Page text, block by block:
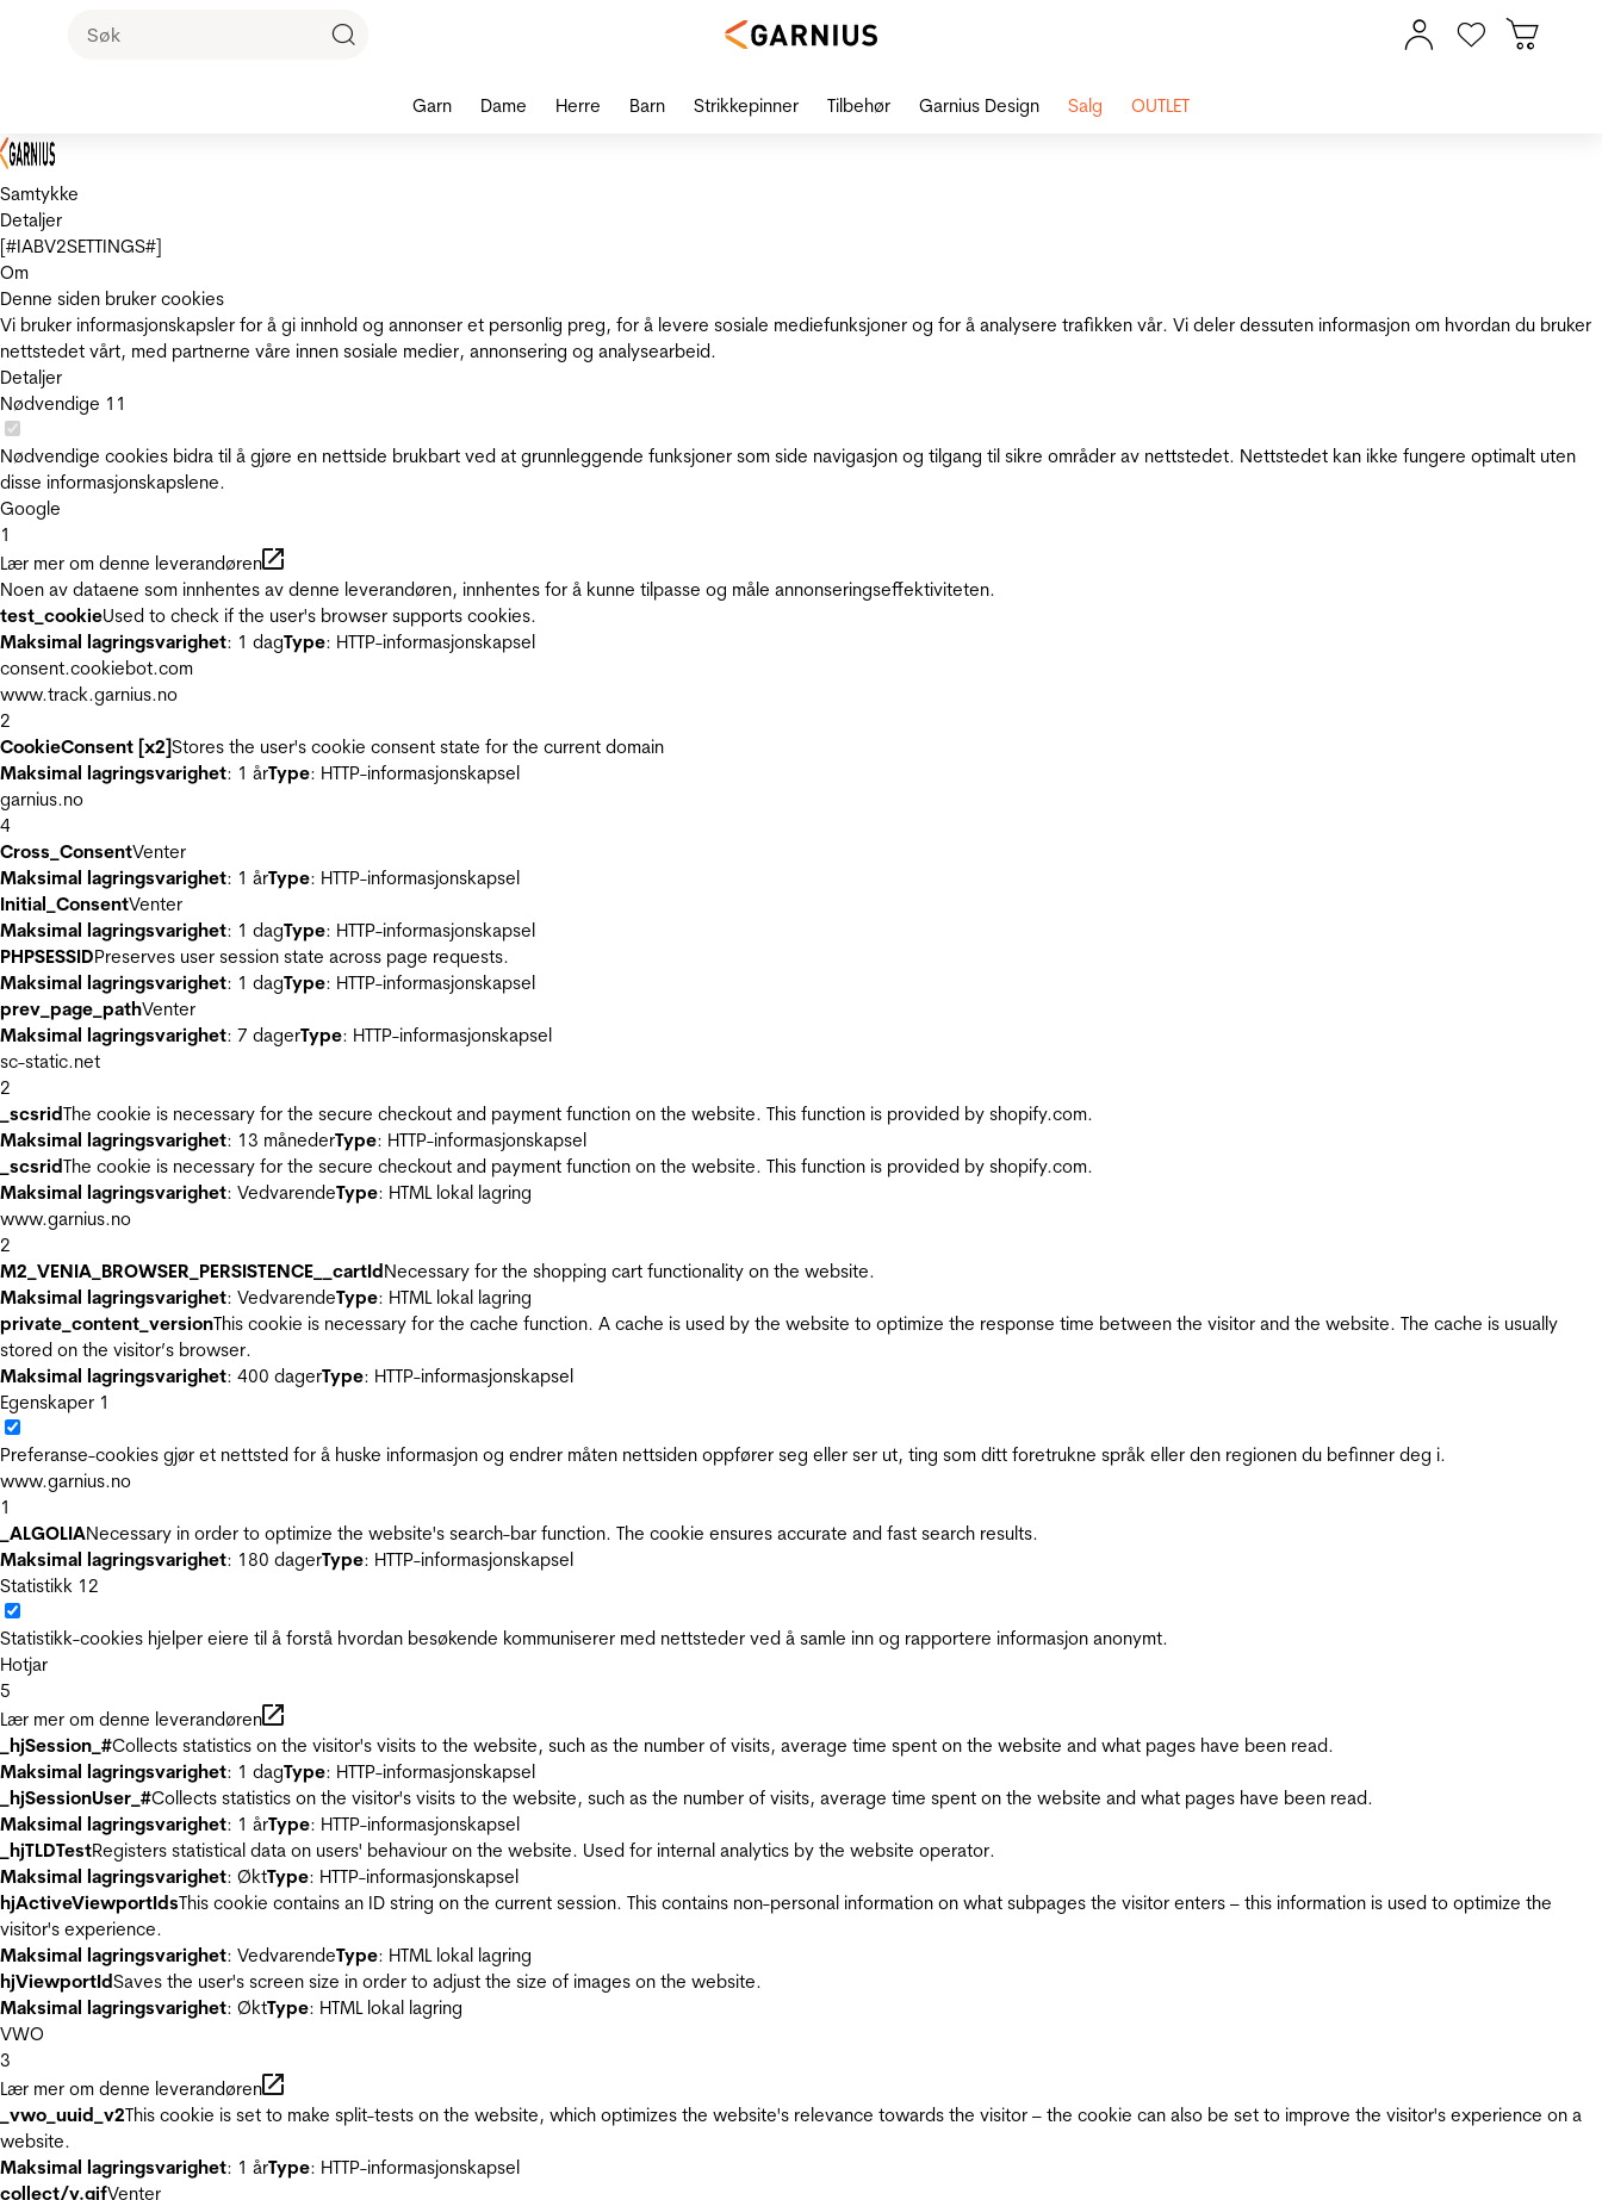
Samtykke
Detaljer
[#IABV2SETTINGS#]
Om
Denne siden bruker cookies
Vi bruker informasjonskapsler for å gi innhold og annonser et personlig preg, for å levere sosiale mediefunksjoner og for å analysere trafikken vår. Vi deler dessuten informasjon om hvordan du bruker
nettstedet vårt, med partnerne våre innen sosiale medier, annonsering og analysearbeid.
Detaljer
Nødvendige 11
Nødvendige cookies bidra til å gjøre en nettside brukbart ved at grunnleggende funksjoner som side navigasjon og tilgang til sikre områder av nettstedet. Nettstedet kan ikke fungere optimalt uten
disse informasjonskapslene.
Google
1
Lær mer om denne leverandøren
Noen av dataene som innhentes av denne leverandøren, innhentes for å kunne tilpasse og måle annonseringseffektiviteten.
test_cookieUsed to check if the user's browser supports cookies.
Maksimal lagringsvarighet: 1 dagType: HTTP-informasjonskapsel
consent.cookiebot.com
www.track.garnius.no
2
CookieConsent [x2]Stores the user's cookie consent state for the current domain
Maksimal lagringsvarighet: 1 årType: HTTP-informasjonskapsel
garnius.no
4
Cross_ConsentVenter
Maksimal lagringsvarighet: 1 årType: HTTP-informasjonskapsel
Initial_ConsentVenter
Maksimal lagringsvarighet: 1 dagType: HTTP-informasjonskapsel
PHPSESSIDPreserves user session state across page requests.
Maksimal lagringsvarighet: 1 dagType: HTTP-informasjonskapsel
prev_page_pathVenter
Maksimal lagringsvarighet: 7 dagerType: HTTP-informasjonskapsel
sc-static.net
2
_scsridThe cookie is necessary for the secure checkout and payment function on the website. This function is provided by shopify.com.
Maksimal lagringsvarighet: 13 månederType: HTTP-informasjonskapsel
_scsridThe cookie is necessary for the secure checkout and payment function on the website. This function is provided by shopify.com.
Maksimal lagringsvarighet: VedvarendeType: HTML lokal lagring
www.garnius.no
2
M2_VENIA_BROWSER_PERSISTENCE__cartIdNecessary for the shopping cart functionality on the website.
Maksimal lagringsvarighet: VedvarendeType: HTML lokal lagring
private_content_versionThis cookie is necessary for the cache function. A cache is used by the website to optimize the response time between the visitor and the website. The cache is usually
stored on the visitor’s browser.
Maksimal lagringsvarighet: 400 dagerType: HTTP-informasjonskapsel
Egenskaper 1
Preferanse-cookies gjør et nettsted for å huske informasjon og endrer måten nettsiden oppfører seg eller ser ut, ting som ditt foretrukne språk eller den regionen du befinner deg i.
www.garnius.no
1
_ALGOLIANecessary in order to optimize the website's search-bar function. The cookie ensures accurate and fast search results.
Maksimal lagringsvarighet: 180 dagerType: HTTP-informasjonskapsel
Statistikk 12
Statistikk-cookies hjelper eiere til å forstå hvordan besøkende kommuniserer med nettsteder ved å samle inn og rapportere informasjon anonymt.
Hotjar
5
Lær mer om denne leverandøren
_hjSession_#Collects statistics on the visitor's visits to the website, such as the number of visits, average time spent on the website and what pages have been read.
Maksimal lagringsvarighet: 1 dagType: HTTP-informasjonskapsel
_hjSessionUser_#Collects statistics on the visitor's visits to the website, such as the number of visits, average time spent on the website and what pages have been read.
Maksimal lagringsvarighet: 1 årType: HTTP-informasjonskapsel
_hjTLDTestRegisters statistical data on users' behaviour on the website. Used for internal analytics by the website operator.
Maksimal lagringsvarighet: ØktType: HTTP-informasjonskapsel
hjActiveViewportIdsThis cookie contains an ID string on the current session. This contains non-personal information on what subpages the visitor enters – this information is used to optimize the
visitor's experience.
Maksimal lagringsvarighet: VedvarendeType: HTML lokal lagring
hjViewportIdSaves the user's screen size in order to adjust the size of images on the website.
Maksimal lagringsvarighet: ØktType: HTML lokal lagring
VWO
3
Lær mer om denne leverandøren
_vwo_uuid_v2This cookie is set to make split-tests on the website, which optimizes the website's relevance towards the visitor – the cookie can also be set to improve the visitor's experience on a
website.
Maksimal lagringsvarighet: 1 årType: HTTP-informasjonskapsel
collect/v.gifVenter
Garn Dame Herre Barn Strikkepinner Tilbehør Garnius Design Salg OUTLET